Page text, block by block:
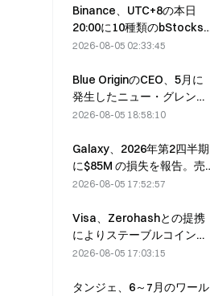
Binance、UTC+8の本日
20:00に10種類のbStocks
取引ペアの取引を開始、メ
2026-08-05 02:33:45
Blue OriginのCEO、5月に
発生したニュー・グレンの
爆発はBE-4エンジンのバル
2026-08-05 18:58:10
Galaxy、2026年第2四半期
に$85M の損失を報告。売
上高は3億ドル下振れし、株
2026-08-05 17:52:57
Visa、Zerohashとの提携
によりステーブルコイン決
済をVisa Directに統合
2026-08-05 17:03:15
タンジェ、6～7月のワール